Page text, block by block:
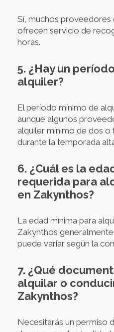
Sí, muchos proveedores
ofrecen servicio de
horas.
5. ¿Hay un
alquiler?
El período mínimo de
aunque algunos
alquiler mínimo de dos o
durante la temporada
6. ¿Cuál es la
requerida para
en Zakynthos?
La edad mínima para
Zakynthos
puede variar según la
7. ¿Qué
alquilar o
Zakynthos?
Necesitarás un permiso